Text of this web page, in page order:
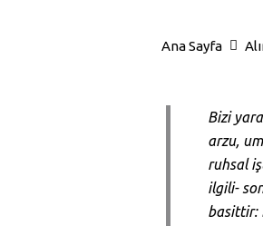
Ana Sayfa
Bizi
arzu,
ruhsal
ilgili-
basittir: